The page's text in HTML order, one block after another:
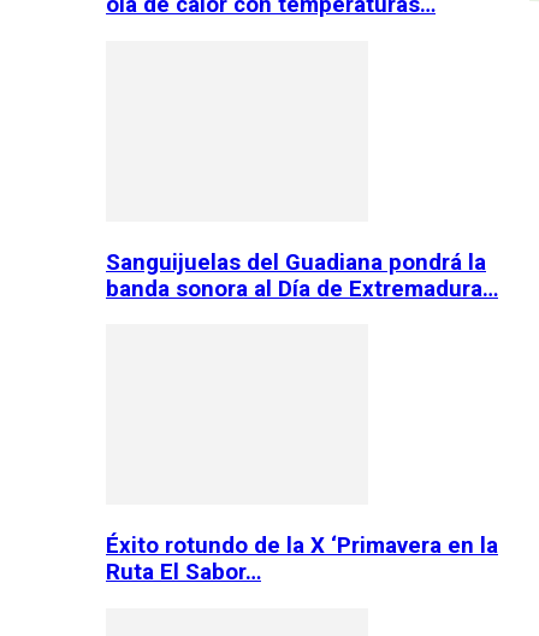
Sanguijuelas del Guadiana pondrá la
banda sonora al Día de Extremadura…
Éxito rotundo de la X ‘Primavera en la
Ruta El Sabor…